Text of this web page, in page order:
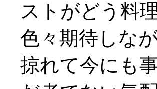
ストがどう料
色々期待しな
掠れて今にも